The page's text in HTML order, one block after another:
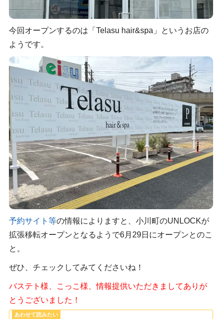
今回オープンするのは「Telasu hair&spa」というお店の
ようです。
予約サイト等の情報によりますと、小川町のUNLOCKが
拡張移転オープンとなるようで6月29日にオープンとのこ
と。
ぜひ、チェックしてみてくださいね！
バステト様、こっこ様、情報提供いただきましてありが
とうございました！